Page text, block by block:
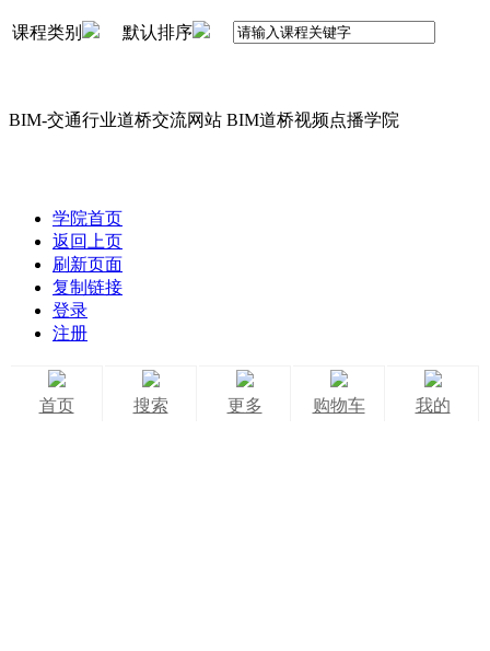
课程类别 默认排序
BIM-交通行业道桥交流网站 BIM道桥视频点播学院
学院首页
返回上页
刷新页面
复制链接
登录
注册
首页 搜索 更多 购物车 我的